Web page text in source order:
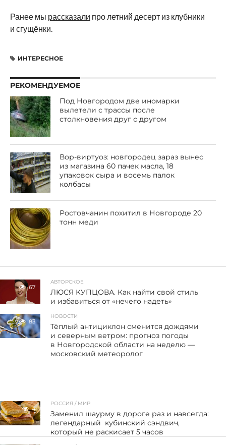
Ранее мы рассказали про летний десерт из клубники
и сгущёнки.
ИНТЕРЕСНОЕ
РЕКОМЕНДУЕМОЕ
Под Новгородом две иномарки
вылетели с трассы после
столкновения друг с другом
Вор-виртуоз: новгородец зараз вынес
из магазина 60 пачек масла, 18
упаковок сыра и восемь палок
колбасы
Ростовчанин похитил в Новгороде 20
тонн меди
67
АВТОРСКОЕ
ЛЮСЯ КУПЦОВА. Как найти свой стиль
и избавиться от «нечего надеть»
83
НОВОСТИ
Тёплый антициклон сменится дождями
и северным ветром: прогноз погоды
в Новгородской области на неделю —
московский метеоролог
4
РОССИЯ / МИР
Заменил шаурму в дороге раз и навсегда:
легендарный кубинский сэндвич,
который не раскисает 5 часов